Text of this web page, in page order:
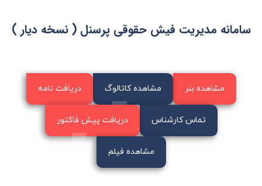
سامانه مدیریت فیش حقوقی پرسنل ( نسخه دیار )
مشاهده بنر مشاهده کاتالوگ دریافت نامه
تماس کارشناس دریافت پیش فاکتور
مشاهده فیلم